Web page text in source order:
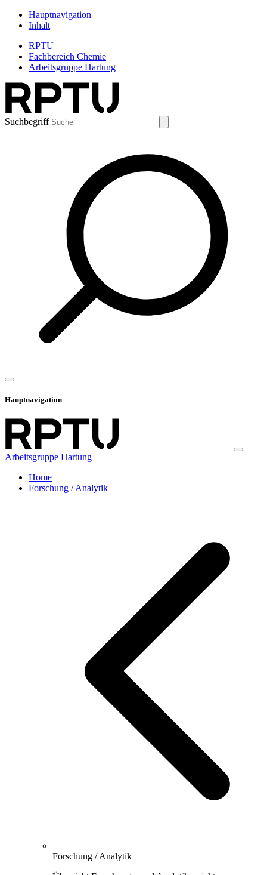
Hauptnavigation
Inhalt
RPTU
Fachbereich Chemie
Arbeitsgruppe Hartung
Suchbegriff
Hauptnavigation
Arbeitsgruppe Hartung
Home
Forschung / Analytik
Forschung / Analytik